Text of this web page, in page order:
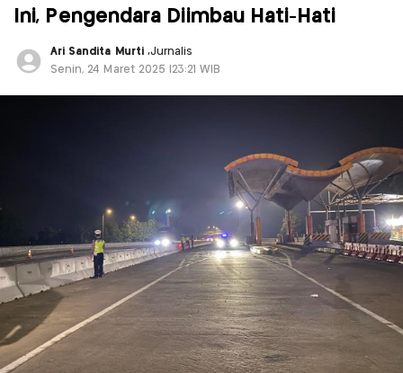
Ini, Pengendara Diimbau Hati-Hati
Ari Sandita Murti ,Jurnalis
Senin, 24 Maret 2025 |23:21 WIB